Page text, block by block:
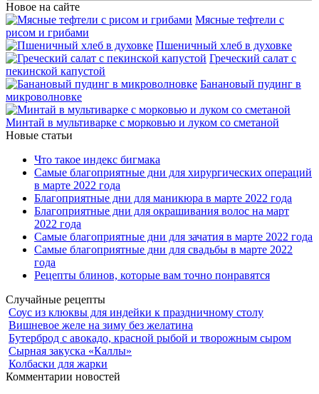
Новое на сайте
Мясные тефтели с
рисом и грибами
Пшеничный хлеб в духовке
Греческий салат с
пекинской капустой
Банановый пудинг в
микроволновке
Минтай в мультиварке с морковью и луком со сметаной
Новые статьи
Что такое индекс бигмака
Самые благоприятные дни для хирургических операций
в марте 2022 года
Благоприятные дни для маникюра в марте 2022 года
Благоприятные дни для окрашивания волос на март
2022 года
Самые благоприятные дни для зачатия в марте 2022 года
Самые благоприятные дни для свадьбы в марте 2022
года
Рецепты блинов, которые вам точно понравятся
Случайные рецепты
Соус из клюквы для индейки к праздничному столу
Вишневое желе на зиму без желатина
Бутерброд с авокадо, красной рыбой и творожным сыром
Сырная закуска «Каллы»
Колбаски для жарки
Комментарии новостей